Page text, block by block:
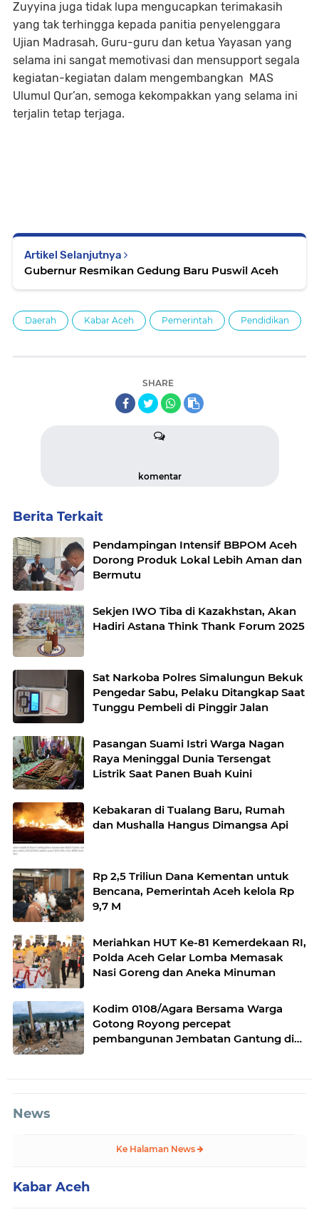
Zuyyina juga tidak lupa mengucapkan terimakasih
yang tak terhingga kepada panitia penyelenggara
Ujian Madrasah, Guru-guru dan ketua Yayasan yang
selama ini sangat memotivasi dan mensupport segala
kegiatan-kegiatan dalam mengembangkan MAS
Ulumul Qur’an, semoga kekompakkan yang selama ini
terjalin tetap terjaga.
Artikel Selanjutnya
Gubernur Resmikan Gedung Baru Puswil Aceh
Daerah Kabar Aceh Pemerintah Pendidikan
SHARE
komentar
Berita Terkait
Pendampingan Intensif BBPOM Aceh
Dorong Produk Lokal Lebih Aman dan
Bermutu
Sekjen IWO Tiba di Kazakhstan, Akan
Hadiri Astana Think Thank Forum 2025
Sat Narkoba Polres Simalungun Bekuk
Pengedar Sabu, Pelaku Ditangkap Saat
Tunggu Pembeli di Pinggir Jalan
Pasangan Suami Istri Warga Nagan
Raya Meninggal Dunia Tersengat
Listrik Saat Panen Buah Kuini
Kebakaran di Tualang Baru, Rumah
dan Mushalla Hangus Dimangsa Api
Rp 2,5 Triliun Dana Kementan untuk
Bencana, Pemerintah Aceh kelola Rp
9,7 M
Meriahkan HUT Ke-81 Kemerdekaan RI,
Polda Aceh Gelar Lomba Memasak
Nasi Goreng dan Aneka Minuman
Kodim 0108/Agara Bersama Warga
Gotong Royong percepat
pembangunan Jembatan Gantung di
News
Ke Halaman News
Kabar Aceh